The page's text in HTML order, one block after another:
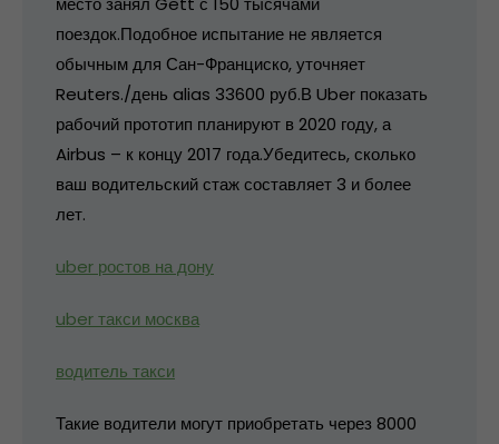
поездок.Подобное испытание не является
обычным для Сан-Франциско, уточняет
Reuters./день alias 33600 руб.В Uber показать
рабочий прототип планируют в 2020 году, а
Airbus – к концу 2017 года.Убедитесь, сколько
ваш водительский стаж составляет 3 и более
лет.
uber ростов на дону
uber такси москва
водитель такси
Такие водители могут приобретать через 8000